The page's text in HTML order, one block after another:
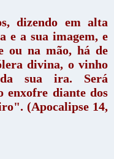
dizendo em alta
e a sua imagem, e
ou na mão, há de
divina, o vinho
sua ira. Será
enxofre diante dos
(Apocalipse 14,